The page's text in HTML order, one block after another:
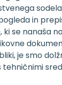
in
se nanaša
je smo